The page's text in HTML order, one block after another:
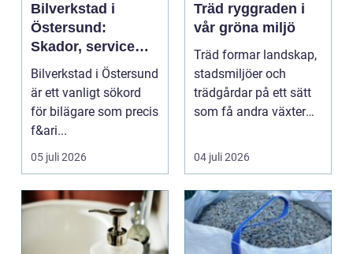
Bilverkstad i
Östersund:
Skador, service
och smarta val för
din bil
Bilverkstad i Östersund
är ett vanligt sökord
för bilägare som precis
f&ari...
05 juli 2026
Träd ryggraden i
vår gröna miljö
Träd formar landskap,
stadsmiljöer och
trädgårdar på ett sätt
som få andra växter
04 juli 2026